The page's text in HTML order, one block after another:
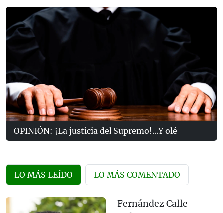
OPINIÓN: ¡La justicia del Supremo!...Y olé
LO MÁS LEÍDO LO MÁS COMENTADO
Fernández Calle